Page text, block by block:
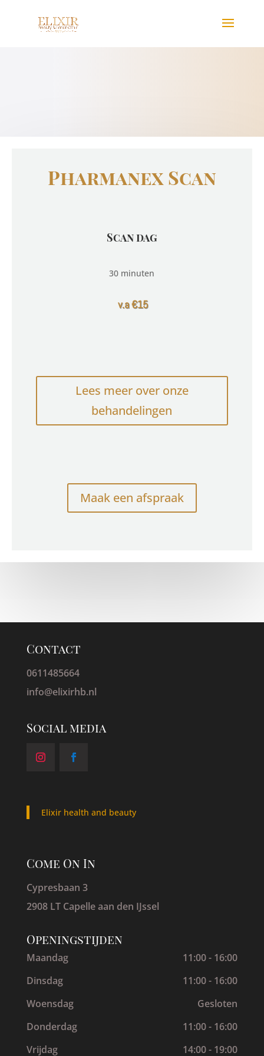
Pharmanex Scan
Scan dag
30 minuten
v.a €15
Lees meer over onze
behandelingen
Maak een afspraak
Contact
0611485664
info@elixirhb.nl
Social media
Elixir health and beauty
Come On In
Cypresbaan 3
2908 LT Capelle aan den IJssel
Openingstijden
Maandag
11:00 - 16:00
Dinsdag
11:00 - 16:00
Woensdag
Gesloten
Donderdag
11:00 - 16:00
Vrijdag
14:00 - 19:00